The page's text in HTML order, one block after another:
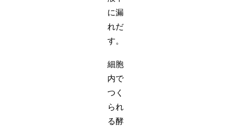
に漏
れだ
す。
細胞
内で
つく
られ
る酵